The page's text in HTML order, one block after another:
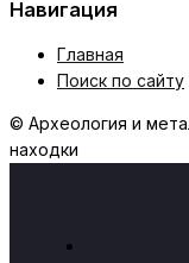
Навигация
Главная
Поиск по сайту
© Археология и
находки